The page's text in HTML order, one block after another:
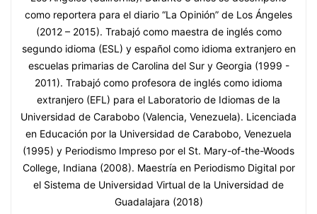
como reportera para el diario “La Opinión” de Los Ángeles
(2012 – 2015). Trabajó como maestra de inglés como
segundo idioma (ESL) y español como idioma extranjero en
escuelas primarias de Carolina del Sur y Georgia (1999 -
2011). Trabajó como profesora de inglés como idioma
extranjero (EFL) para el Laboratorio de Idiomas de la
Universidad de Carabobo (Valencia, Venezuela). Licenciada
en Educación por la Universidad de Carabobo, Venezuela
(1995) y Periodismo Impreso por el St. Mary-of-the-Woods
College, Indiana (2008). Maestría en Periodismo Digital por
el Sistema de Universidad Virtual de la Universidad de
Guadalajara (2018)